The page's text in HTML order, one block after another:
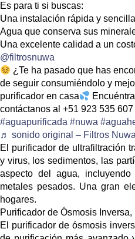
Es para ti si buscas:
Una instalación rápida y
Agua que conserva sus
Una excelente calidad a un
@filtrosnuwa
¿Te ha pasado que has
de seguir consumiéndolo y
purificador en casa
contáctanos al +51 923 535 607
#aguapurificada #nuwa
♬ sonido original – Filtros
El purificador de ultrafiltración
y virus, los sedimentos, las
aspecto del agua,
metales pesados. Una gran
hogares.
Purificador de Ósmosis
El purificador de ósmosis